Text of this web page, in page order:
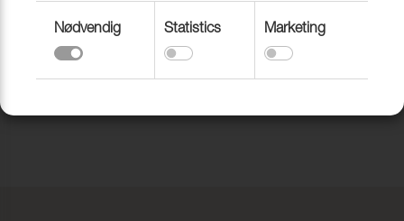
Nødvendig Statistics Marketing